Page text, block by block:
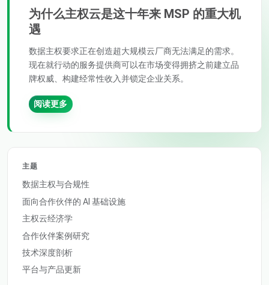
为什么主权云是这十年来 MSP 的重大机
遇
数据主权要求正在创造超大规模云厂商无法满足的需求。
现在就行动的服务提供商可以在市场变得拥挤之前建立品
牌权威、构建经常性收入并锁定企业关系。
阅读更多
主题
数据主权与合规性
面向合作伙伴的 AI 基础设施
主权云经济学
合作伙伴案例研究
技术深度剖析
平台与产品更新